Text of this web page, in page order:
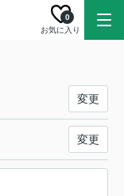
お気に入り
0
変更
変更